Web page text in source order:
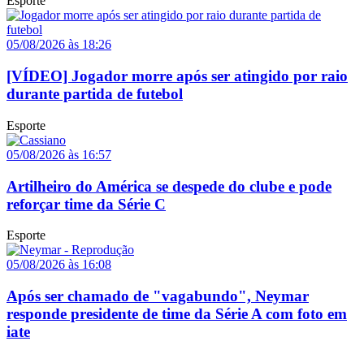
05/08/2026 às 18:26
[VÍDEO] Jogador morre após ser atingido por raio
durante partida de futebol
Esporte
05/08/2026 às 16:57
Artilheiro do América se despede do clube e pode
reforçar time da Série C
Esporte
05/08/2026 às 16:08
Após ser chamado de "vagabundo", Neymar
responde presidente de time da Série A com foto em
iate